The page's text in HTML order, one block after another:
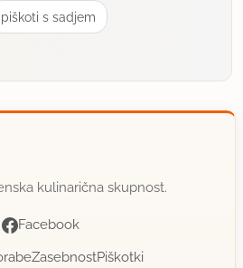
probat
piškoti s sadjem
kulinarična skupnost.
Facebook
ZasebnostPiškotki